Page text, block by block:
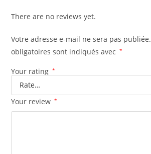
There are no reviews yet.
Votre adresse e-mail ne sera pas publiée.
obligatoires sont indiqués avec
*
Your rating *
Your review *